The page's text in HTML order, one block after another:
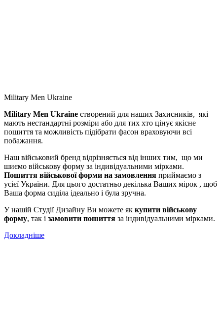
Military Men Ukraine
Military Men Ukraine створений для наших Захисників, які
мають нестандартні розміри або для тих хто цінує якісне
пошиття та можливість підібрати фасон враховуючи всі
побажання.
Наш військовий бренд відрізняється від інших тим, що ми
шиємо військову форму за індивідуальними мірками.
Пошиття військової форми на замовлення приймаємо з
усієї України. Для цього достатньо декілька Ваших мірок , щоб
Ваша форма сиділа ідеально і була зручна.
У нашій Студії Дизайну Ви можете як купити військову
форму, так і замовити пошиття за індивідуальними мірками.
Докладніше